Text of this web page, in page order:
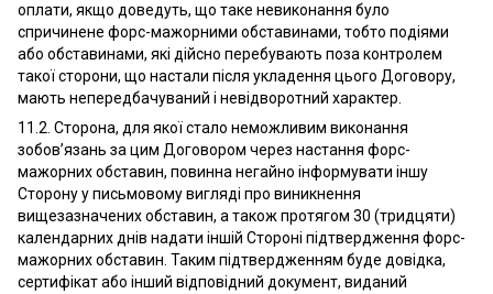
оплати, якщо доведуть, що таке невиконання було
спричинене форс-мажорними обставинами, тобто подіями
або обставинами, які дійсно перебувають поза контролем
такої сторони, що настали після укладення цього Договору,
мають непередбачуваний і невідворотний характер.
11.2. Сторона, для якої стало неможливим виконання
зобов’язань за цим Договором через настання форс-
мажорних обставин, повинна негайно інформувати іншу
Сторону у письмовому вигляді про виникнення
вищезазначених обставин, а також протягом 30 (тридцяти)
календарних днів надати іншій Стороні підтвердження форс-
мажорних обставин. Таким підтвердженням буде довідка,
сертифікат або інший відповідний документ, виданий